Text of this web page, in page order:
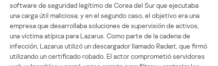
software de seguridad legítimo de Corea del Sur que ejecutaba
una carga útil maliciosa; y en el segundo caso, el objetivo era una
empresa que desarrollaba soluciones de supervisión de activos,
una víctima atípica para Lazarus. Como parte de la cadena de
infección, Lazarus utilizó un descargador llamado Racket, que firmó
utilizando un certificado robado. El actor comprometió servidores